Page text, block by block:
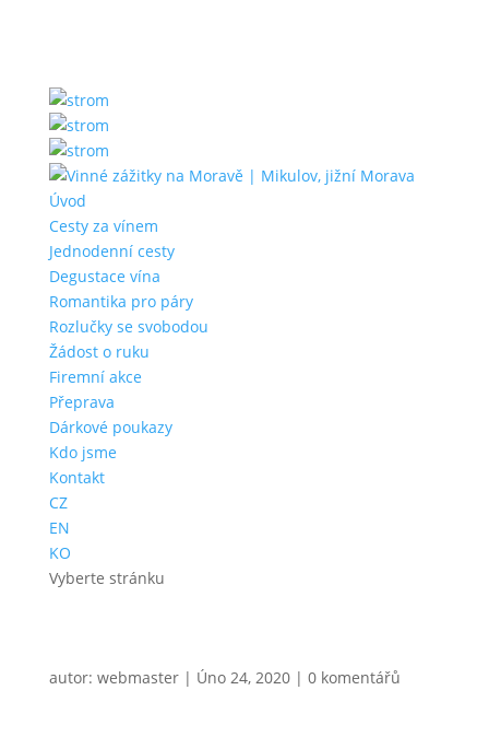
Úvod
Cesty za vínem
Jednodenní cesty
Degustace vína
Romantika pro páry
Rozlučky se svobodou
Žádost o ruku
Firemní akce
Přeprava
Dárkové poukazy
Kdo jsme
Kontakt
CZ
EN
KO
Vyberte stránku
autor: webmaster| Úno 24, 2020| 0 komentářů